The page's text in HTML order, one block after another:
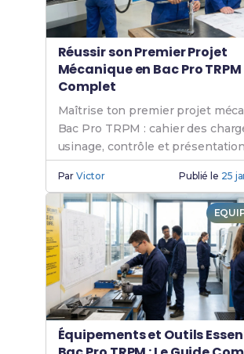
Réussir son Premier Projet
Mécanique en Bac Pro
Complet
Maîtrise ton premier projet
Bac Pro TRPM : cahier des
usinage, contrôle et
expliqués.
ParVictor Publié le 25
Équipements et Outils